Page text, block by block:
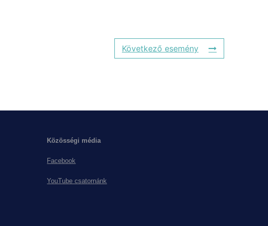
Következő esemény
Közösségi média
Facebook
YouTube csatornánk